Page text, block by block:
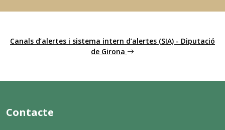
Canals d’alertes i sistema intern d’alertes (SIA) - Diputació
de Girona
Contacte